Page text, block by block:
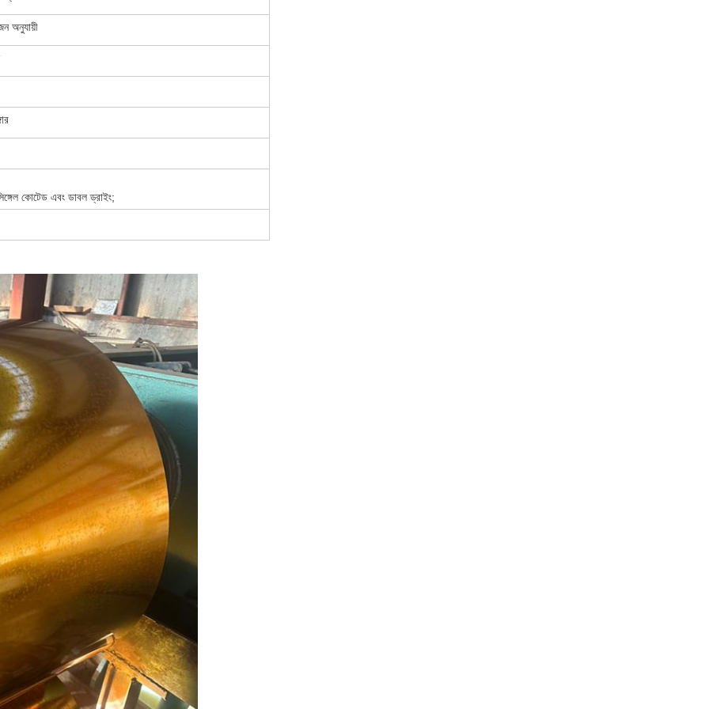
অনুযায়ী
কোটেড এবং ডাবল ড্রাইং;